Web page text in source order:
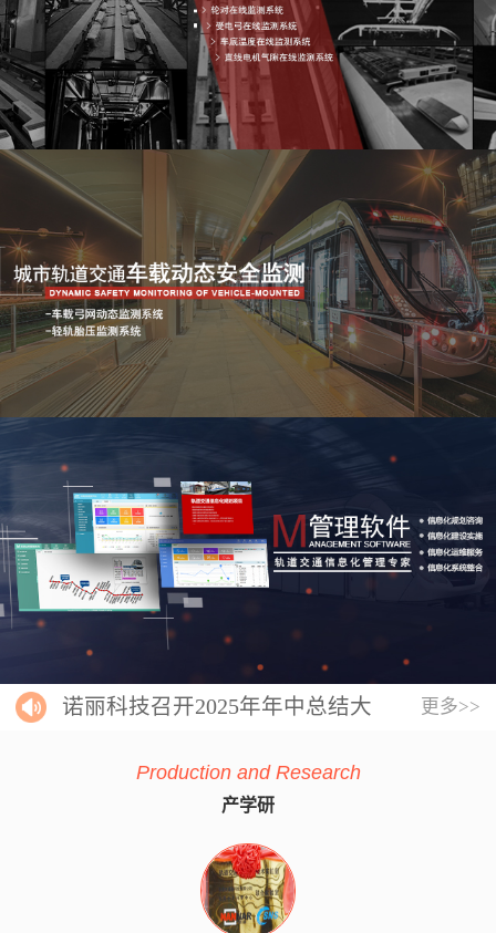
诺丽科技召开2025年年中总结大
更多>>
Production and Research
产学研